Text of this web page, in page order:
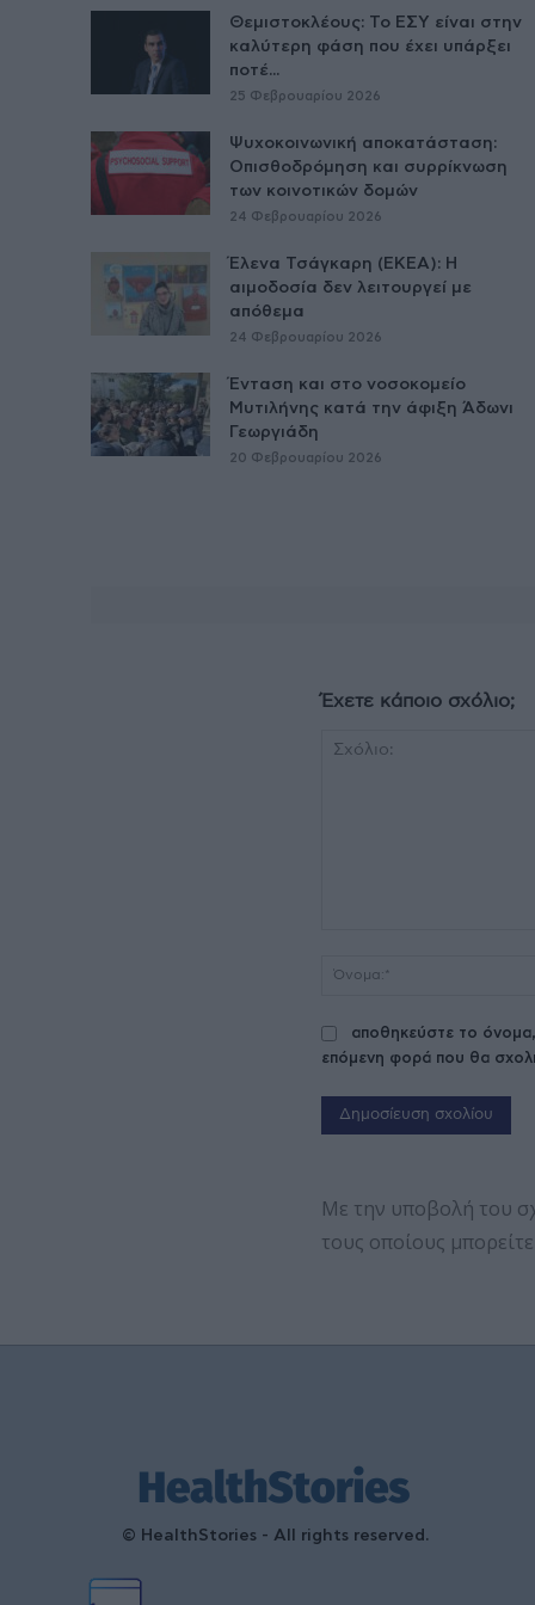
Θεμιστοκλέους: Το ΕΣΥ είναι στην
καλύτερη φάση που έχει υπάρξει
ποτέ...
25 Φεβρουαρίου 2026
Ψυχοκοινωνική αποκατάσταση:
Οπισθοδρόμηση και συρρίκνωση
των κοινοτικών δομών
24 Φεβρουαρίου 2026
Έλενα Τσάγκαρη (ΕΚΕΑ): Η
αιμοδοσία δεν λειτουργεί με
απόθεμα
24 Φεβρουαρίου 2026
Ένταση και στο νοσοκομείο
Μυτιλήνης κατά την άφιξη Άδωνι
Γεωργιάδη
20 Φεβρουαρίου 2026
Έχετε κάποιο σχόλιο;
αποθηκεύστε το
επόμενη φορά που θα
Με την υποβολή του
τους οποίους
© HealthStories - All rights reserved.